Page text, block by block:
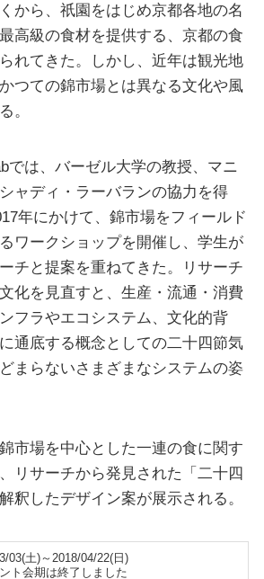
から、祇園をはじめ京都各地の名
高級の食材を提供する、京都の食
れてきた。しかし、近年は観光地
つての錦市場とは異なる文化や風
。
では、バーゼル大学の教授、マニ
ャディ・ラーバランの協力を得
年にかけて、錦市場をフィールド
ワークショップを開催し、学生が
チと提案を重ねてきた。リサーチ
化を見直すと、生産・流通・消費
フラやエコシステム、文化的背
通底する概念としての二十四節気
まらないさまざまなシステムの姿
市場を中心とした一連の食に関す
リサーチから発見された「二十四
釈したデザイン案が展示される。
03(土)～2018/04/22(日)
ト会期は終了しました